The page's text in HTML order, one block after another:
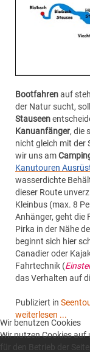
Bootfahrenauf
der Natur sucht,
Stauseen
Kanuanfänger, die
nicht gleich mit der
wir uns am
Kanutouren
wasserdichte
dieser Route
Kleinbus (max. 8
Anhänger, geht die
Pirka in der Nähe
beginnt sich hier
Canadier oder
Fahrtechnik (
das Verhalten auf
Publiziert in
weiterlesen ...
Wir benutzen Cookies
Wir nutzen Cookies auf
für den Betrieb der